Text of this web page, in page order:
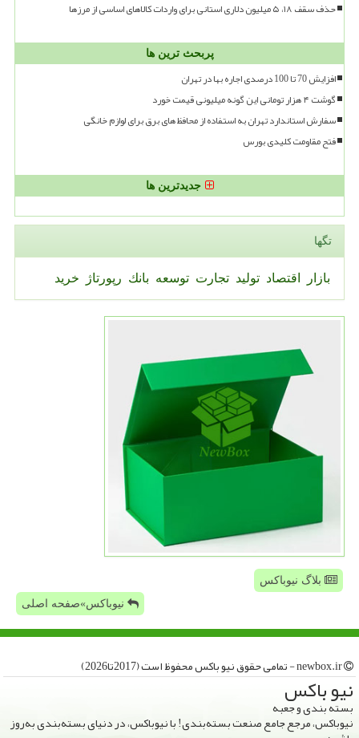
حذف سقف ۱۸، ۵ میلیون دلاری استانی برای واردات کالاهای اساسی از مرزها
پربحث ترین ها
افزایش 70 تا 100 درصدی اجاره بها در تهران
گوشت ۴ هزار تومانی این گونه میلیونی قیمت خورد
سفارش استاندارد تهران به استفاده از محافظ های برق برای لوازم خانگی
فتح مقاومت کلیدی بورس
جدیدترین ها
تگها
بازار اقتصاد تولید تجارت توسعه بانك رپورتاژ خرید
بلاگ نیوباکس
نیوباکس»صفحه اصلی
نیو باكس
بسته بندی و جعبه
نیوباکس، مرجع جامع صنعت بسته‌بندی! با نیوباکس، در دنیای بسته‌بندی به‌روز